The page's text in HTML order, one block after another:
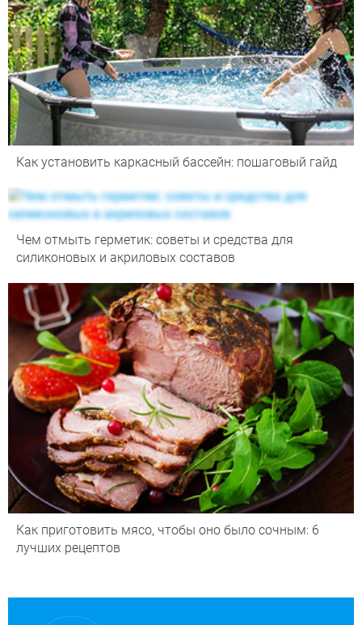
Как установить каркасный бассейн: пошаговый гайд
Чем отмыть герметик: советы и средства для
силиконовых и акриловых составов
Как приготовить мясо, чтобы оно было сочным: 6
лучших рецептов